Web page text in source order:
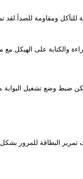
مصنوع من صفيحة فولاذية مقاومة للصدأ 304 ،
والكتابة على الهيكل.مع
ضبط وضع تشغيل البوابة